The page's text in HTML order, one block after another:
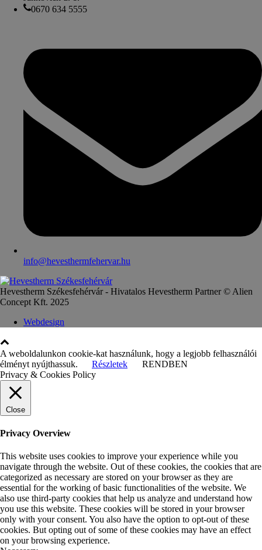
0670 634 5555
info@hevesthermfehervar.hu
Hevestherm Székesfehérvár - Hivatalos Hevestherm Partner © Alien
Concept Kft. 2025
Webdesign
A weboldalunkon cookie-kat használunk, hogy a legjobb felhasználói
élményt nyújthassuk.
Részletek
RENDBEN
Privacy & Cookies Policy
Close
Privacy Overview
This website uses cookies to improve your experience while you
navigate through the website. Out of these cookies, the cookies that are
categorized as necessary are stored on your browser as they are
essential for the working of basic functionalities of the website. We
also use third-party cookies that help us analyze and understand how
you use this website. These cookies will be stored in your browser
only with your consent. You also have the option to opt-out of these
cookies. But opting out of some of these cookies may have an effect
on your browsing experience.